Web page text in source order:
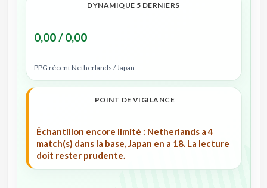
DYNAMIQUE 5 DERNIERS
0,00 / 0,00
PPG récent Netherlands / Japan
POINT DE VIGILANCE
Échantillon encore limité : Netherlands a 4
match(s) dans la base, Japan en a 18. La lecture
doit rester prudente.